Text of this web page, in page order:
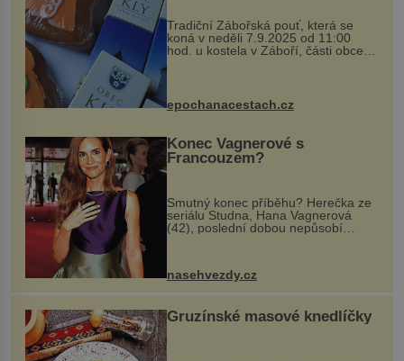
Tradiční Zábořská pouť, která se
koná v neděli 7.9.2025 od 11:00
hod. u kostela v Záboří, části obce
Kly u Mělníka. V programu naleznete
komentovanou prohlídku kostela,
epochanacestach.cz
Konec Vagnerové s
Francouzem?
Smutný konec příběhu? Herečka ze
seriálu Studna, Hana Vagnerová
(42), poslední dobou nepůsobí
nasehvezdy.cz
Gruzínské masové knedlíčky